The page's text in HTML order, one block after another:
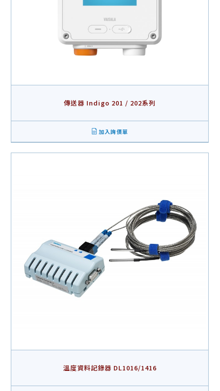
傳送器 Indigo 201 / 202系列
加入詢價單
溫度資料記錄器 DL1016/1416